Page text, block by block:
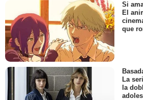
Si
El
que
La
la